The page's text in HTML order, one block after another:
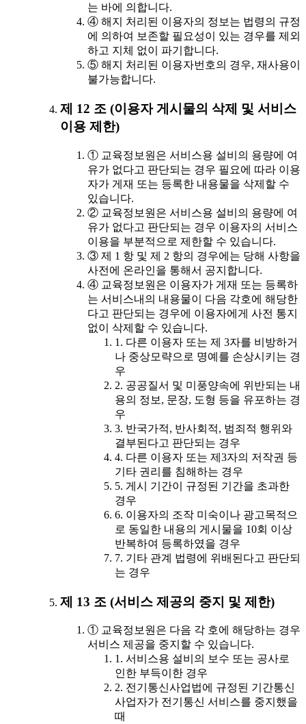
는 바에 의합니다.
④ 해지 처리된 이용자의 정보는 법령의 규정
에 의하여 보존할 필요성이 있는 경우를 제외
하고 지체 없이 파기합니다.
⑤ 해지 처리된 이용자번호의 경우, 재사용이
불가능합니다.
제 12 조 (이용자 게시물의 삭제 및 서비스
이용 제한)
① 교육정보원은 서비스용 설비의 용량에 여
유가 없다고 판단되는 경우 필요에 따라 이용
자가 게재 또는 등록한 내용물을 삭제할 수
있습니다.
② 교육정보원은 서비스용 설비의 용량에 여
유가 없다고 판단되는 경우 이용자의 서비스
이용을 부분적으로 제한할 수 있습니다.
③ 제 1 항 및 제 2 항의 경우에는 당해 사항을
사전에 온라인을 통해서 공지합니다.
④ 교육정보원은 이용자가 게재 또는 등록하
는 서비스내의 내용물이 다음 각호에 해당한
다고 판단되는 경우에 이용자에게 사전 통지
없이 삭제할 수 있습니다.
1. 다른 이용자 또는 제 3자를 비방하거
나 중상모략으로 명예를 손상시키는 경
우
2. 공공질서 및 미풍양속에 위반되는 내
용의 정보, 문장, 도형 등을 유포하는 경
우
3. 반국가적, 반사회적, 범죄적 행위와
결부된다고 판단되는 경우
4. 다른 이용자 또는 제3자의 저작권 등
기타 권리를 침해하는 경우
5. 게시 기간이 규정된 기간을 초과한
경우
6. 이용자의 조작 미숙이나 광고목적으
로 동일한 내용의 게시물을 10회 이상
반복하여 등록하였을 경우
7. 기타 관계 법령에 위배된다고 판단되
는 경우
제 13 조 (서비스 제공의 중지 및 제한)
① 교육정보원은 다음 각 호에 해당하는 경우
서비스 제공을 중지할 수 있습니다.
1. 서비스용 설비의 보수 또는 공사로
인한 부득이한 경우
2. 전기통신사업법에 규정된 기간통신
사업자가 전기통신 서비스를 중지했을
때